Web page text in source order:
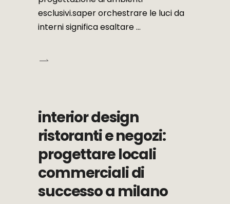
esclusivi.saper orchestrare le luci da
interni significa esaltare
interior design
ristoranti e negozi:
progettare locali
commerciali di
successo a milano